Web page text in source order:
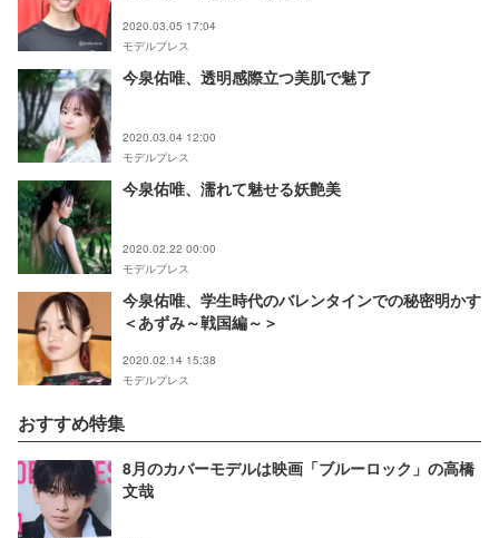
2020.03.05 17:04
モデルプレス
今泉佑唯、透明感際立つ美肌で魅了
2020.03.04 12:00
モデルプレス
今泉佑唯、濡れて魅せる妖艶美
2020.02.22 00:00
モデルプレス
今泉佑唯、学生時代のバレンタインでの秘密明かす
＜あずみ～戦国編～＞
2020.02.14 15:38
モデルプレス
おすすめ特集
8月のカバーモデルは映画「ブルーロック」の高橋
文哉